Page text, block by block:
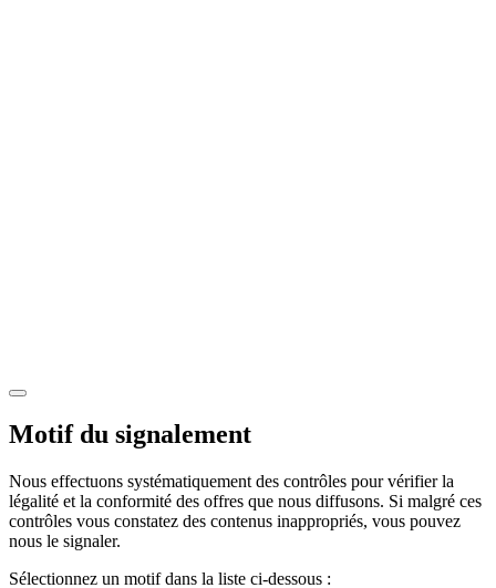
Motif du signalement
Nous effectuons systématiquement des contrôles pour vérifier la
légalité et la conformité des offres que nous diffusons. Si malgré ces
contrôles vous constatez des contenus inappropriés, vous pouvez
nous le signaler.
Sélectionnez un motif dans la liste ci-dessous :